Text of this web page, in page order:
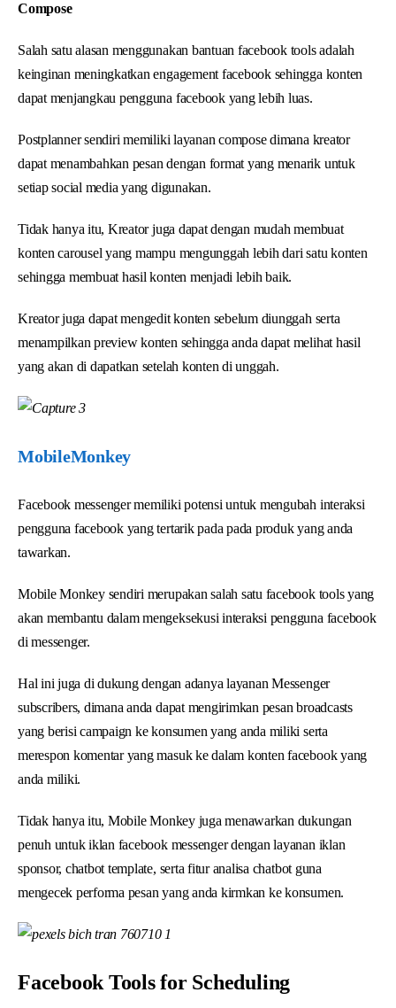
Compose
Salah satu alasan menggunakan bantuan facebook tools adalah
keinginan meningkatkan engagement facebook sehingga konten
dapat menjangkau pengguna facebook yang lebih luas.
Postplanner sendiri memiliki layanan compose dimana kreator
dapat menambahkan pesan dengan format yang menarik untuk
setiap social media yang digunakan.
Tidak hanya itu, Kreator juga dapat dengan mudah membuat
konten carousel yang mampu mengunggah lebih dari satu konten
sehingga membuat hasil konten menjadi lebih baik.
Kreator juga dapat mengedit konten sebelum diunggah serta
menampilkan preview konten sehingga anda dapat melihat hasil
yang akan di dapatkan setelah konten di unggah.
MobileMonkey
Facebook messenger memiliki potensi untuk mengubah interaksi
pengguna facebook yang tertarik pada pada produk yang anda
tawarkan.
Mobile Monkey sendiri merupakan salah satu facebook tools yang
akan membantu dalam mengeksekusi interaksi pengguna facebook
di messenger.
Hal ini juga di dukung dengan adanya layanan Messenger
subscribers, dimana anda dapat mengirimkan pesan broadcasts
yang berisi campaign ke konsumen yang anda miliki serta
merespon komentar yang masuk ke dalam konten facebook yang
anda miliki.
Tidak hanya itu, Mobile Monkey juga menawarkan dukungan
penuh untuk iklan facebook messenger dengan layanan iklan
sponsor, chatbot template, serta fitur analisa chatbot guna
mengecek performa pesan yang anda kirmkan ke konsumen.
Facebook Tools for Scheduling